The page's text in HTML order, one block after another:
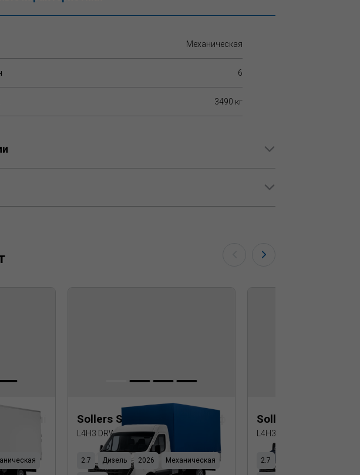
Механическая
6
3490 кг
фургонSollers SF5 Бортовая платформа с тентом
L4H3 DRW (алюм.) с тентом
2.7 Дизель 2026 Механическая
Sollers SF5
L4H3 DRW (алюм.) с
2.7